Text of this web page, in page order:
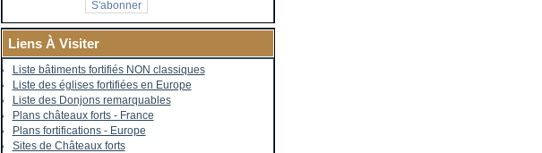
Liens À Visiter
Liste bâtiments fortifiés NON classiques
Liste des églises fortifiées en Europe
Liste des Donjons remarquables
Plans châteaux forts - France
Plans fortifications - Europe
Sites de Châteaux forts